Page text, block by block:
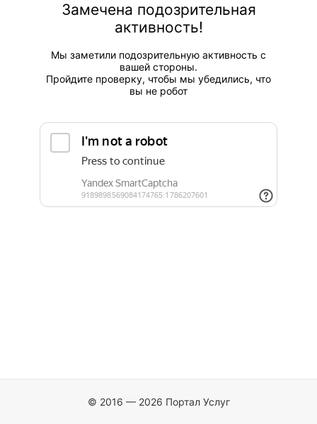
Замечена подозрительная
активность!
Мы заметили подозрительную активность с
вашей стороны.
Пройдите проверку, чтобы мы убедились, что
вы не робот
© 2016 — 2026 Портал Услуг